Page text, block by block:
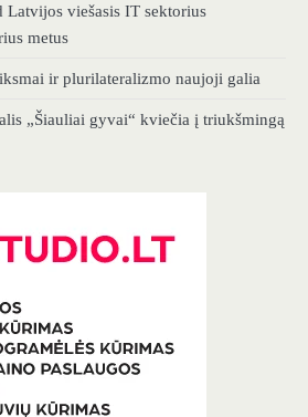
Latvijos viešasis IT sektorius
metus
ir plurilateralizmo naujoji galia
„Šiauliai gyvai“ kviečia į triukšmingą